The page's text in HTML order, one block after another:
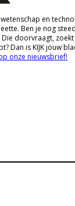
en
Ben je nog
Die doorvraagt,
Dan is KIJK jouw
onze nieuwsbrief!